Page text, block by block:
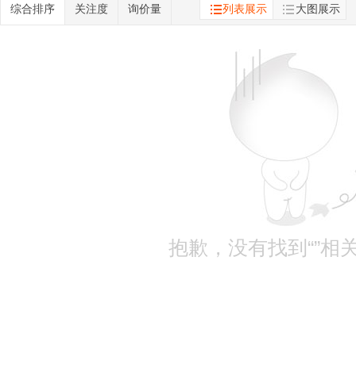
综合排序 关注度 询价量 列表展示 大图展示
抱歉，没有找到“”相